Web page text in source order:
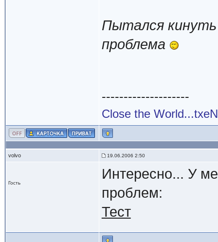
Пытался кинуть
проблема
--------------------
Close the
volvo 19.06.2006 2:50
Гость
Интересно... У
проблем:
Тест